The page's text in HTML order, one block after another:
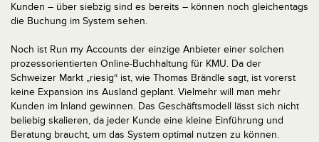
Kunden – über siebzig sind es bereits – können noch gleichentags
die Buchung im System sehen.
Noch ist Run my Accounts der einzige Anbieter einer solchen
prozessorientierten Online-Buchhaltung für KMU. Da der
Schweizer Markt „riesig“ ist, wie Thomas Brändle sagt, ist vorerst
keine Expansion ins Ausland geplant. Vielmehr will man mehr
Kunden im Inland gewinnen. Das Geschäftsmodell lässt sich nicht
beliebig skalieren, da jeder Kunde eine kleine Einführung und
Beratung braucht, um das System optimal nutzen zu können.